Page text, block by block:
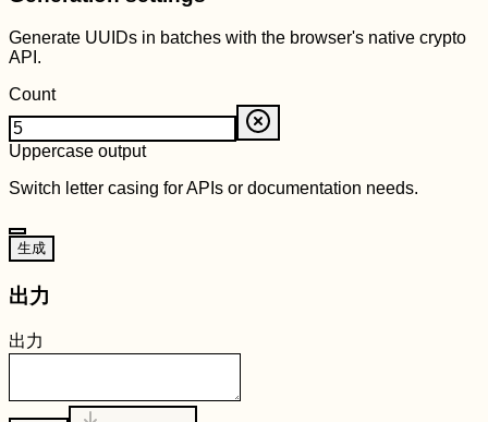
Generate UUIDs in batches with the browser's native crypto
API.
Count
Uppercase output
Switch letter casing for APIs or documentation needs.
生成
出力
出力